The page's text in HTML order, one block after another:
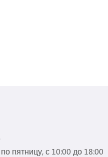
пятницу, с 10:00 до 18:00